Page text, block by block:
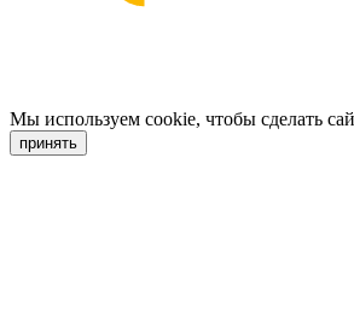
Мы используем cookie, чтобы сделать
принять